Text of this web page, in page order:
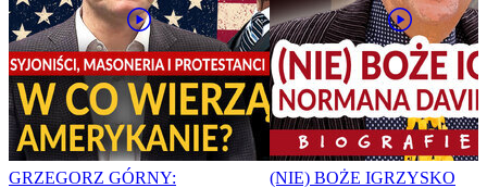
GRZEGORZ GÓRNY:
(NIE) BOŻE IGRZYSKO